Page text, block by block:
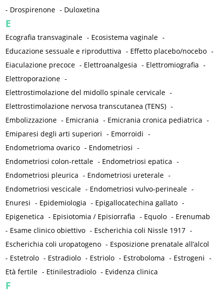
- Drospirenone - Duloxetina
E
Ecografia transvaginale - Ecosistema vaginale -
Educazione sessuale e riproduttiva - Effetto placebo/nocebo -
Eiaculazione precoce - Elettroanalgesia - Elettromiografia -
Elettroporazione -
Elettrostimolazione del midollo spinale cervicale -
Elettrostimolazione nervosa transcutanea (TENS) -
Embolizzazione - Emicrania - Emicrania cronica pediatrica -
Emiparesi degli arti superiori - Emorroidi -
Endometrioma ovarico - Endometriosi -
Endometriosi colon-rettale - Endometriosi epatica -
Endometriosi pleurica - Endometriosi ureterale -
Endometriosi vescicale - Endometriosi vulvo-perineale -
Enuresi - Epidemiologia - Epigallocatechina gallato -
Epigenetica - Episiotomia / Episiorrafia - Equolo - Erenumab
- Esame clinico obiettivo - Escherichia coli Nissle 1917 -
Escherichia coli uropatogeno - Esposizione prenatale all’alcol
- Estetrolo - Estradiolo - Estriolo - Estroboloma - Estrogeni -
Età fertile - Etinilestradiolo - Evidenza clinica
F